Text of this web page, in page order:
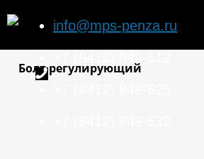
info@mps-penza.ru
Болт регулирующий